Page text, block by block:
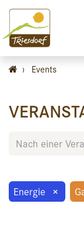
› Events
Energie ×